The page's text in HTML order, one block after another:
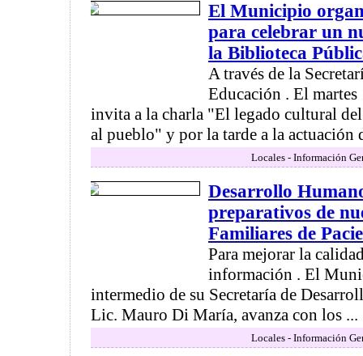
El Municipio
para celebrar un
la Biblioteca
A través de la
Educación . El martes
invita a la charla "El legado cultural
al pueblo" y por la tarde a la actuación
Locales - Información
Desarrollo
preparativos de
Familiares de
Para mejorar la
información . El
intermedio de su Secretaría de
Lic. Mauro Di María, avanza con los ...
Locales - Información